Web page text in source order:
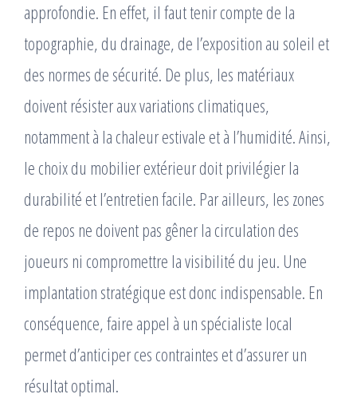
approfondie. En effet, il faut tenir compte de la
topographie, du drainage, de l’exposition au soleil et
des normes de sécurité. De plus, les matériaux
doivent résister aux variations climatiques,
notamment à la chaleur estivale et à l’humidité. Ainsi,
le choix du mobilier extérieur doit privilégier la
durabilité et l’entretien facile. Par ailleurs, les zones
de repos ne doivent pas gêner la circulation des
joueurs ni compromettre la visibilité du jeu. Une
implantation stratégique est donc indispensable. En
conséquence, faire appel à un spécialiste local
permet d’anticiper ces contraintes et d’assurer un
résultat optimal.